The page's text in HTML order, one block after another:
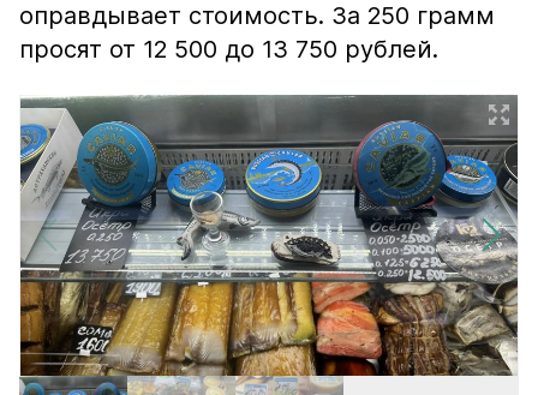
оправдывает стоимость. За 250 грамм
просят от 12 500 до 13 750 рублей.